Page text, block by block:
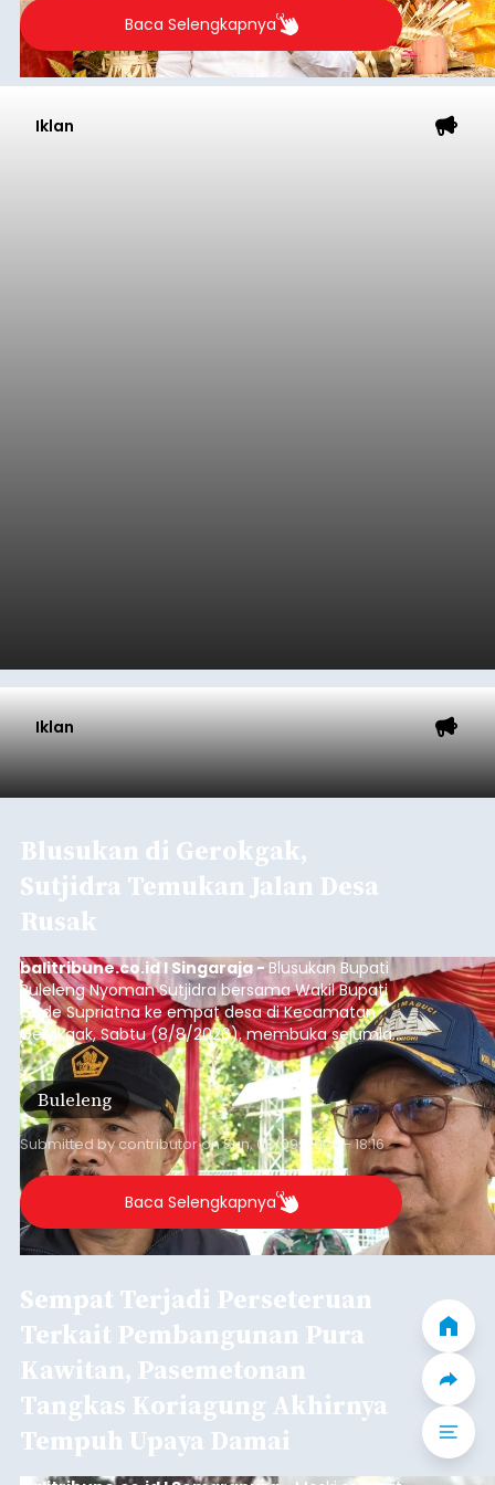
Baca Selengkapnya
Iklan
Iklan
Blusukan di Gerokgak,
Sutjidra Temukan Jalan Desa
Rusak
balitribune.co.id I Singaraja - Blusukan Bupati
Buleleng Nyoman Sutjidra bersama Wakil Bupati
Gede Supriatna ke empat desa di Kecamatan
Gerokgak, Sabtu (8/8/2026), membuka sejumlah
persoalan yang masih dihadapi masyarakat. Dari
jalan desa yang rusak hingga potensi pertanian
yang belum optimal, semuanya menjadi
perhatian pemerintah daerah.
Buleleng
Submitted bycontributoronSun, 08/09/2026 - 18:16
Baca Selengkapnya
Sempat Terjadi Perseteruan
Terkait Pembangunan Pura
Kawitan, Pasemetonan
Tangkas Koriagung Akhirnya
Tempuh Upaya Damai